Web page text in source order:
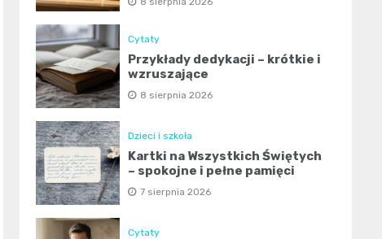
Cytaty
Przykłady dedykacji – krótkie i
wzruszające
8 sierpnia 2026
Dzieci i szkoła
Kartki na Wszystkich Świętych
– spokojne i pełne pamięci
7 sierpnia 2026
Cytaty